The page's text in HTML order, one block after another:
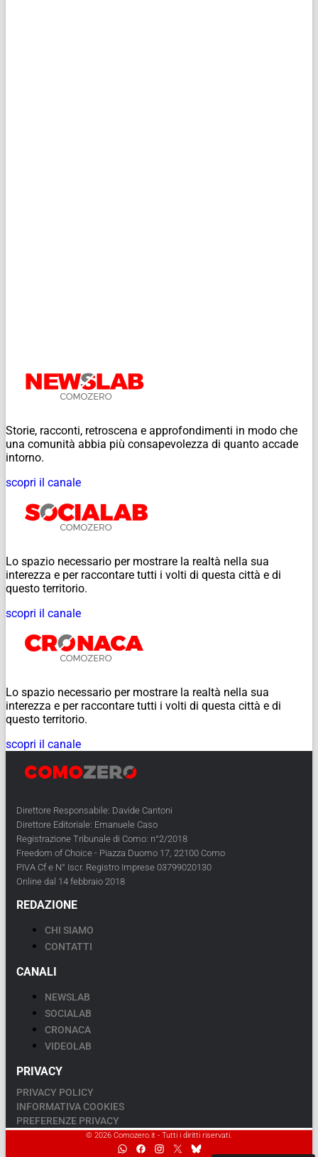
Storie, racconti, retroscena e approfondimenti in modo che
una comunità abbia più consapevolezza di quanto accade
intorno.
scopri il canale
Lo spazio necessario per mostrare la realtà nella sua
interezza e per raccontare tutti i volti di questa città e di
questo territorio.
scopri il canale
Lo spazio necessario per mostrare la realtà nella sua
interezza e per raccontare tutti i volti di questa città e di
questo territorio.
scopri il canale
Direttore Responsabile: Davide Cantoni
Direttore Editoriale: Emanuele Caso
Registrazione Tribunale di Como: n°2/2018
Freedom of Choice - Piazza Duomo 17, 22100 Como
PIVA Cf e N° Iscr. Registro Imprese 03799020130
Online dal 14 febbraio 2018
REDAZIONE
CHI SIAMO
CONTATTI
CANALI
NEWSLAB
SOCIALAB
CRONACA
VIDEOLAB
PRIVACY
PRIVACY POLICY
INFORMATIVA COOKIES
PREFERENZE PRIVACY
© 2026 Comozero.it - Tutti i diritti riservati.